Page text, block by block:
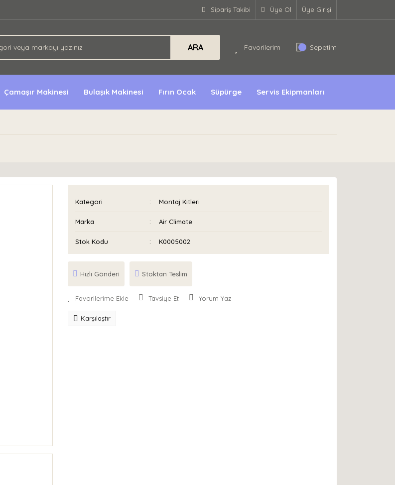
Sipariş Takibi Üye Ol Üye Girişi
ARA Favorilerim Sepetim
Çamaşır Makinesi Bulaşık Makinesi Fırın Ocak Süpürge Servis Ekipmanları
Kategori Montaj Kitleri
Marka Air Climate
Stok Kodu K0005002
Hızlı Gönderi Stoktan Teslim
Tavsiye Et Yorum Yaz
Karşılaştır